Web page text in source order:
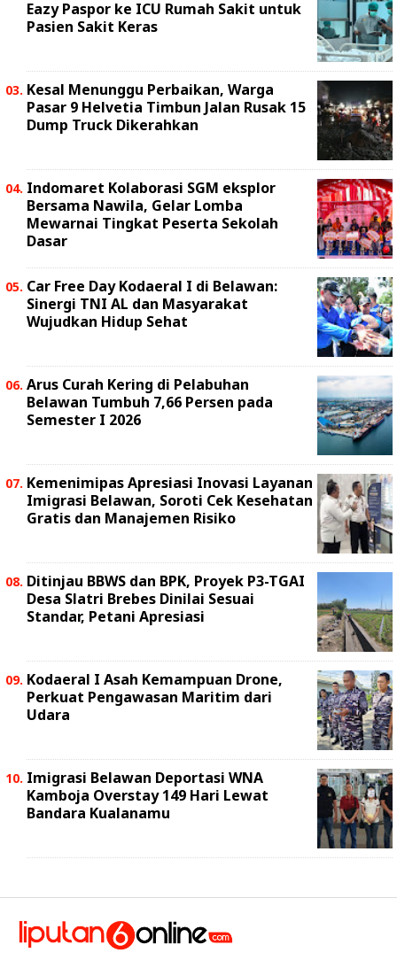
Eazy Paspor ke ICU Rumah Sakit untuk
Pasien Sakit Keras
Kesal Menunggu Perbaikan, Warga
Pasar 9 Helvetia Timbun Jalan Rusak 15
Dump Truck Dikerahkan
Indomaret Kolaborasi SGM eksplor
Bersama Nawila, Gelar Lomba
Mewarnai Tingkat Peserta Sekolah
Dasar
Car Free Day Kodaeral I di Belawan:
Sinergi TNI AL dan Masyarakat
Wujudkan Hidup Sehat
Arus Curah Kering di Pelabuhan
Belawan Tumbuh 7,66 Persen pada
Semester I 2026
Kemenimipas Apresiasi Inovasi Layanan
Imigrasi Belawan, Soroti Cek Kesehatan
Gratis dan Manajemen Risiko
Ditinjau BBWS dan BPK, Proyek P3-TGAI
Desa Slatri Brebes Dinilai Sesuai
Standar, Petani Apresiasi
Kodaeral I Asah Kemampuan Drone,
Perkuat Pengawasan Maritim dari
Udara
Imigrasi Belawan Deportasi WNA
Kamboja Overstay 149 Hari Lewat
Bandara Kualanamu